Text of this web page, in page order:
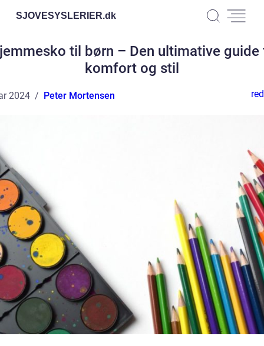
SJOVESYSLERIER.dk
til børn – Den ultimative guide
komfort og stil
2024 Peter Mortensen